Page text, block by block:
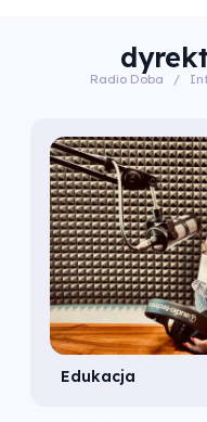
Radio Doba /
Edukacja